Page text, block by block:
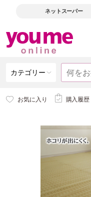
ネットスーパー
カテゴリー
お気に入り 購入履歴